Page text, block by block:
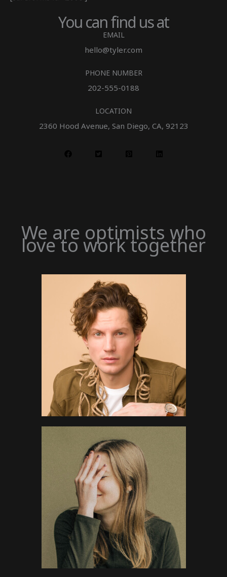
You can find us at
EMAIL
hello@tyler.com
PHONE NUMBER
202-555-0188
LOCATION
2360 Hood Avenue, San Diego, CA, 92123
We are optimists who
love to work together